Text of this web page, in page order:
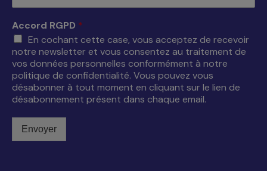
Accord RGPD *
En cochant cette case, vous acceptez de recevoir
notre newsletter et vous consentez au traitement de
vos données personnelles conformément à notre
politique de confidentialité. Vous pouvez vous
désabonner à tout moment en cliquant sur le lien de
désabonnement présent dans chaque email.
Envoyer